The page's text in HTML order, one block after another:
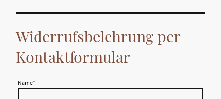
Widerrufsbelehrung per
Kontaktformular
Name*